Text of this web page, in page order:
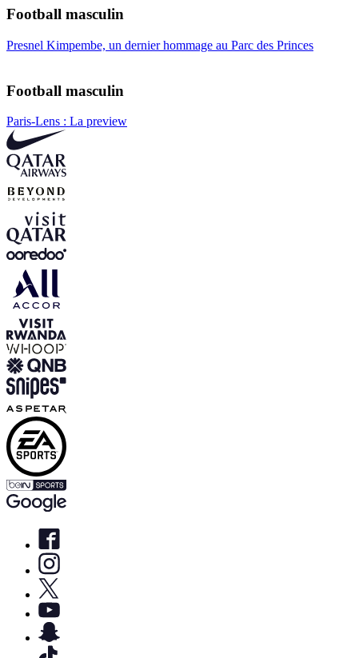
Football masculin
Presnel Kimpembe, un dernier hommage au Parc des Princes
Football masculin
Paris-Lens : La preview